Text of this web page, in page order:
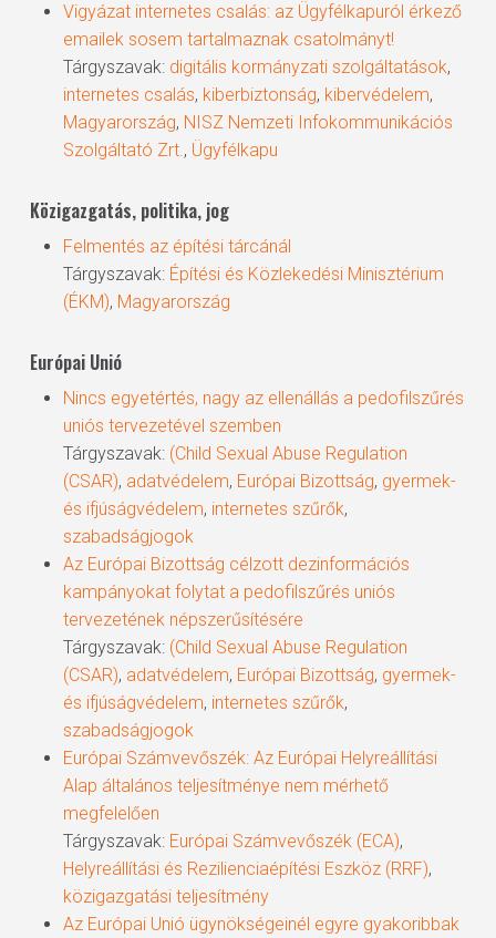
Vigyázat internetes csalás: az Ügyfélkapuról érkező
emailek sosem tartalmaznak csatolmányt!
Tárgyszavak: digitális kormányzati szolgáltatások,
internetes csalás, kiberbiztonság, kibervédelem,
Magyarország, NISZ Nemzeti Infokommunikációs
Szolgáltató Zrt., Ügyfélkapu
Közigazgatás, politika, jog
Felmentés az építési tárcánál
Tárgyszavak: Építési és Közlekedési Minisztérium
(ÉKM), Magyarország
Európai Unió
Nincs egyetértés, nagy az ellenállás a pedofilszűrés
uniós tervezetével szemben
Tárgyszavak: (Child Sexual Abuse Regulation
(CSAR), adatvédelem, Európai Bizottság, gyermek-
és ifjúságvédelem, internetes szűrők,
szabadságjogok
Az Európai Bizottság célzott dezinformációs
kampányokat folytat a pedofilszűrés uniós
tervezetének népszerűsítésére
Tárgyszavak: (Child Sexual Abuse Regulation
(CSAR), adatvédelem, Európai Bizottság, gyermek-
és ifjúságvédelem, internetes szűrők,
szabadságjogok
Európai Számvevőszék: Az Európai Helyreállítási
Alap általános teljesítménye nem mérhető
megfelelően
Tárgyszavak: Európai Számvevőszék (ECA),
Helyreállítási és Rezilienciaépítési Eszköz (RRF),
közigazgatási teljesítmény
Az Európai Unió ügynökségeinél egyre gyakoribbak